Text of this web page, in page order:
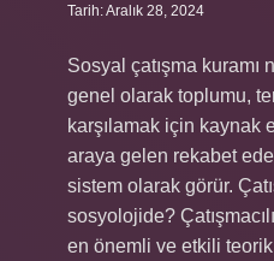
Tarih: Aralık 28, 2024
Sosyal çatışma kuramı
genel olarak toplumu,
karşılamak için kaynak
araya gelen rekabet
sistem olarak görür.
sosyolojide?
en önemli ve etkili